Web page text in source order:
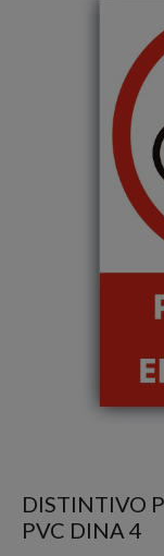
DISTINTIVO
PVC DINA 4